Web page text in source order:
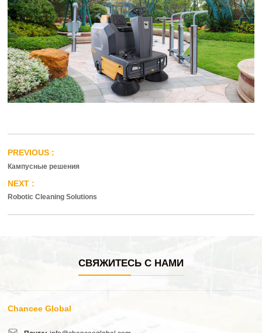
Кампусные решения
Robotic Cleaning Solutions
СВЯЖИТЕСЬ С НАМИ
Chancee Global